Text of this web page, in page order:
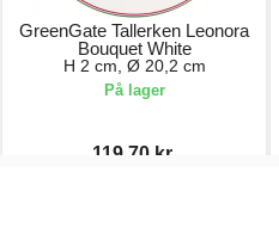
GreenGate Tallerken Leonora
Bouquet White
H 2 cm, Ø 20,2 cm
På lager
119,70 kr.